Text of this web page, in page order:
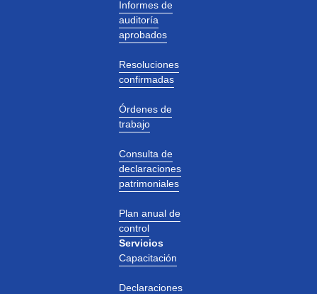
Informes de
auditoría
aprobados
Resoluciones
confirmadas
Órdenes de
trabajo
Consulta de
declaraciones
patrimoniales
Plan anual de
control
Servicios
Capacitación
Declaraciones